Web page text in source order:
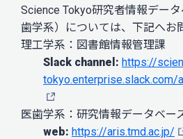
Science Tokyo研究者情報デー
歯学系）については、下記へお
理工学系：図書館情報管理課
Slack channel: https://
tokyo.enterprise.slack.com/
医歯学系：研究情報データベー
web: https://aris.tmd.ac.jp/